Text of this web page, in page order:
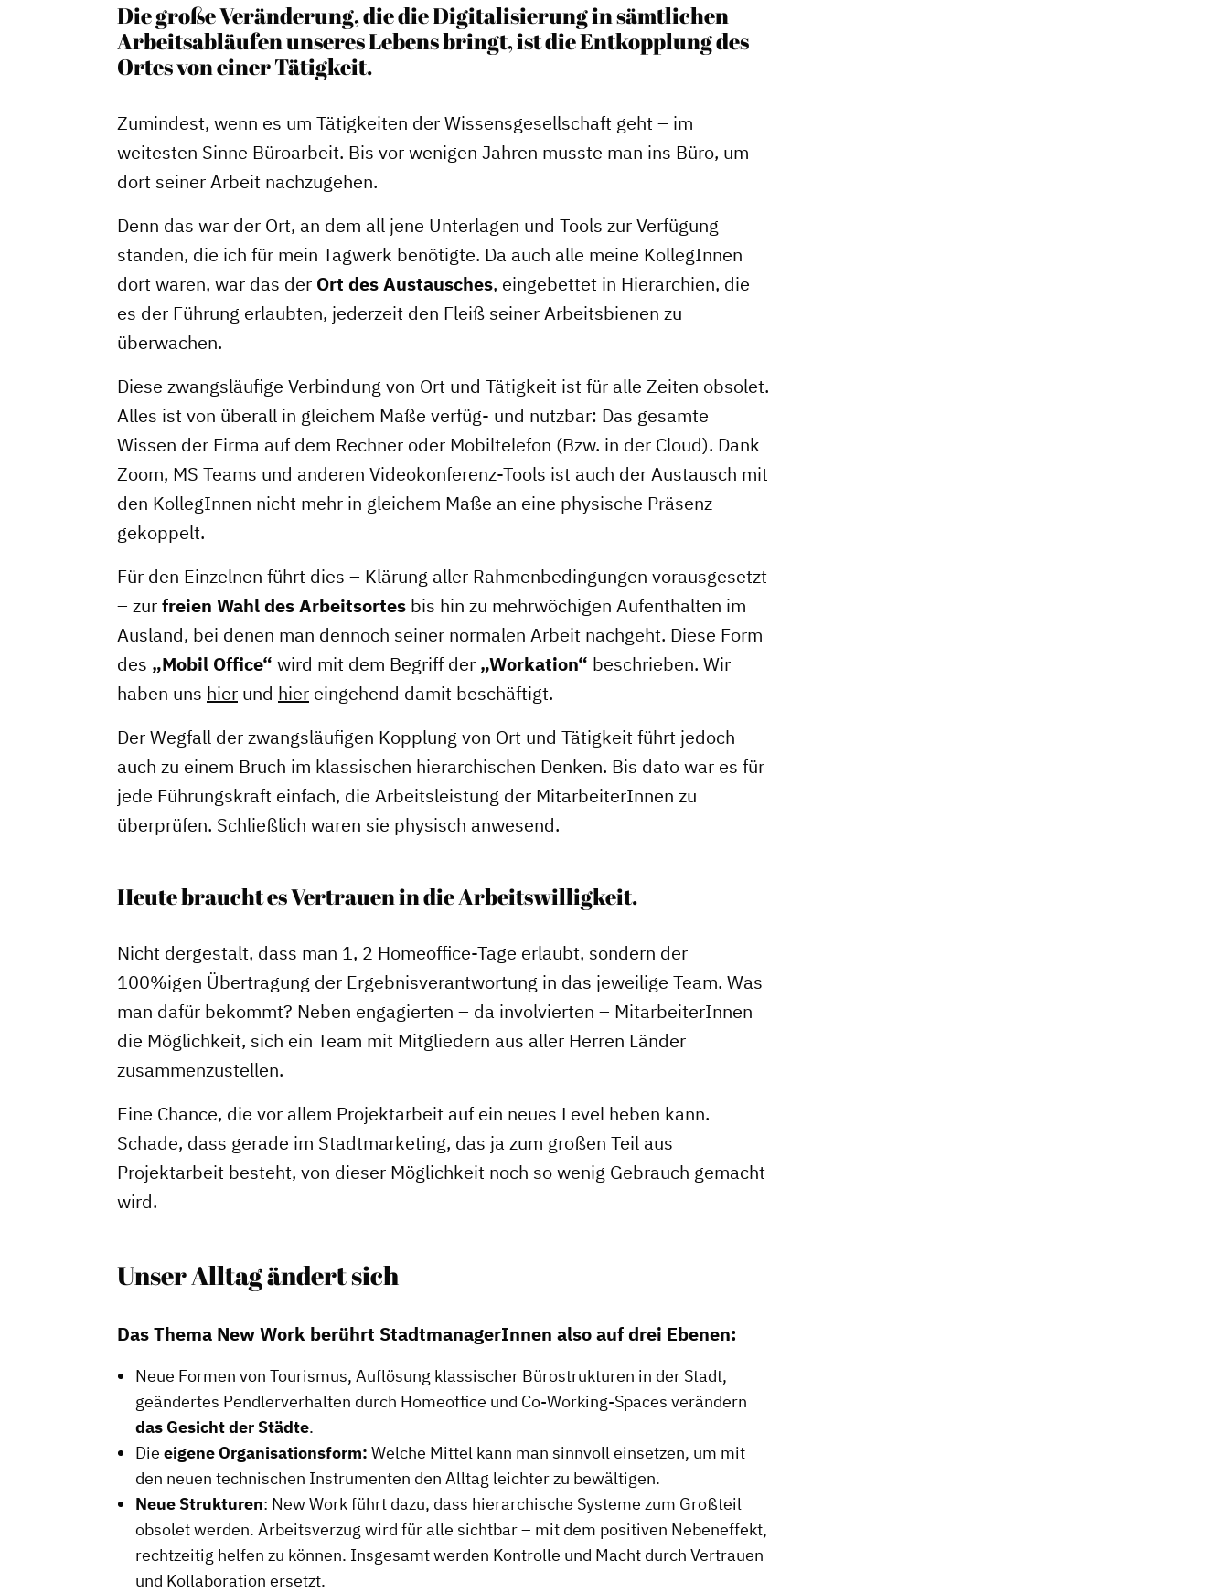
Dachverband
Geschichte des Dachverbandes
Vorstand
Mitglieder
Vorteile für Mitglieder
Veranstaltungen
Formate
Stadtmarketing
Handlungsräume
Netzwerkmanagement
Projektmanagement
Contentmanagement
Datenmanagement
Serviceleistungen
Kooperationen
Die große Veränderung, die die Digitalisierung in sämtlichen
Arbeitsabläufen unseres Lebens bringt, ist die Entkopplung des
Ortes von einer Tätigkeit.
Zumindest, wenn es um Tätigkeiten der Wissensgesellschaft geht – im
weitesten Sinne Büroarbeit. Bis vor wenigen Jahren musste man ins Büro, um
dort seiner Arbeit nachzugehen.
Denn das war der Ort, an dem all jene Unterlagen und Tools zur Verfügung
standen, die ich für mein Tagwerk benötigte. Da auch alle meine KollegInnen
dort waren, war das der Ort des Austausches, eingebettet in Hierarchien, die
es der Führung erlaubten, jederzeit den Fleiß seiner Arbeitsbienen zu
überwachen.
Diese zwangsläufige Verbindung von Ort und Tätigkeit ist für alle Zeiten obsolet.
Alles ist von überall in gleichem Maße verfüg- und nutzbar: Das gesamte
Wissen der Firma auf dem Rechner oder Mobiltelefon (Bzw. in der Cloud). Dank
Zoom, MS Teams und anderen Videokonferenz-Tools ist auch der Austausch mit
den KollegInnen nicht mehr in gleichem Maße an eine physische Präsenz
gekoppelt.
Für den Einzelnen führt dies – Klärung aller Rahmenbedingungen vorausgesetzt
– zurfreien Wahl des Arbeitsortes bis hin zu mehrwöchigen Aufenthalten im
Ausland, bei denen man dennoch seiner normalen Arbeit nachgeht. Diese Form
des „Mobil Office“ wird mit dem Begriff der „Workation“ beschrieben. Wir
haben uns hier und hier eingehend damit beschäftigt.
Der Wegfall der zwangsläufigen Kopplung von Ort und Tätigkeit führt jedoch
auch zu einem Bruch im klassischen hierarchischen Denken. Bis dato war es für
jede Führungskraft einfach, die Arbeitsleistung der MitarbeiterInnen zu
überprüfen. Schließlich waren sie physisch anwesend.
Heute braucht es Vertrauen in die Arbeitswilligkeit.
Nicht dergestalt, dass man 1, 2 Homeoffice-Tage erlaubt, sondern der
100%igen Übertragung der Ergebnisverantwortung in das jeweilige Team. Was
man dafür bekommt? Neben engagierten – da involvierten – MitarbeiterInnen
die Möglichkeit, sich ein Team mit Mitgliedern aus aller Herren Länder
zusammenzustellen.
Eine Chance, die vor allem Projektarbeit auf ein neues Level heben kann.
Schade, dass gerade im Stadtmarketing, das ja zum großen Teil aus
Projektarbeit besteht, von dieser Möglichkeit noch so wenig Gebrauch gemacht
wird.
Unser Alltag ändert sich
Das Thema New Work berührt StadtmanagerInnen also auf drei Ebenen:
Neue Formen von Tourismus, Auflösung klassischer Bürostrukturen in der Stadt,
geändertes Pendlerverhalten durch Homeoffice und Co-Working-Spaces verändern
das Gesicht der Städte.
Die eigene Organisationsform: Welche Mittel kann man sinnvoll einsetzen, um mit
den neuen technischen Instrumenten den Alltag leichter zu bewältigen.
Neue Strukturen: New Work führt dazu, dass hierarchische Systeme zum Großteil
obsolet werden. Arbeitsverzug wird für alle sichtbar – mit dem positiven Nebeneffekt,
rechtzeitig helfen zu können. Insgesamt werden Kontrolle und Macht durch Vertrauen
und Kollaboration ersetzt.